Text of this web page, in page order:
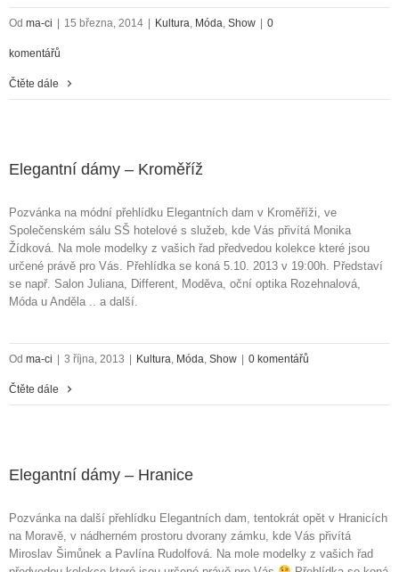
Od ma-ci 15 března, 2014 Kultura, Móda, Show 0
komentářů
Čtěte dále
Elegantní dámy – Kroměříž
Pozvánka na módní přehlídku Elegantních dam v Kroměříži, ve
Společenském sálu SŠ hotelové s služeb, kde Vás přivítá Monika
Žídková. Na mole modelky z vašich řad předvedou kolekce které jsou
určené právě pro Vás. Přehlídka se koná 5.10. 2013 v 19:00h. Představí
se např. Salon Juliana, Different, Moděva, oční optika Rozehnalová,
Móda u Anděla .. a další.
Od ma-ci 3 října, 2013 Kultura, Móda, Show 0 komentářů
Čtěte dále
Elegantní dámy – Hranice
Pozvánka na další přehlídku Elegantních dam, tentokrát opět v Hranicích
na Moravě, v nádherném prostoru dvorany zámku, kde Vás přivítá
Miroslav Šimůnek a Pavlína Rudolfová. Na mole modelky z vašich řad